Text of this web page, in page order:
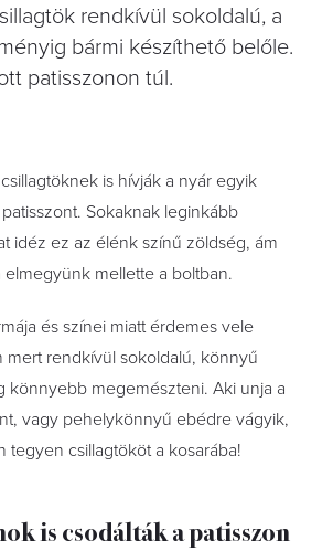
rendkívül sokoldalú, a
bármi készíthető belőle.
patisszonon túl.
is hívják a nyár egyik
Sokaknak leginkább
idéz ez az élénk színű zöldség, ám
mellette a boltban.
és színei miatt érdemes vele
mert rendkívül sokoldalú, könnyű
könnyebb megemészteni. Aki unja a
vagy pehelykönnyű ebédre vágyik,
tegyen csillagtököt a kosarába!
is csodálták a patisszon